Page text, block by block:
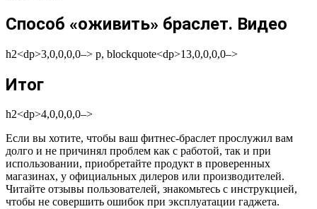
Способ «оживить» браслет. Видео
h2<dp>3,0,0,0,0–> p, blockquote<dp>13,0,0,0,0–>
Итог
h2<dp>4,0,0,0,0–>
Если вы хотите, чтобы ваш фитнес-браслет прослужил вам
долго и не причинял проблем как с работой, так и при
использовании, приобретайте продукт в проверенных
магазинах, у официальных дилеров или производителей.
Читайте отзывы пользователей, знакомьтесь с инструкцией,
чтобы не совершить ошибок при эксплуатации гаджета.